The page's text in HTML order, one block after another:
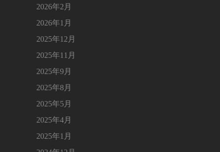
2026年2月
2026年1月
2025年12月
2025年11月
2025年9月
2025年8月
2025年5月
2025年4月
2025年1月